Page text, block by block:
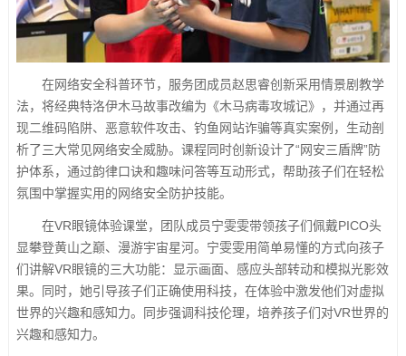
在网络安全科普环节，服务团成员赵思睿创新采用情景剧教学
法，将经典特洛伊木马故事改编为《木马病毒攻城记》，并通过再
现二维码陷阱、恶意软件攻击、钓鱼网站诈骗等真实案例，生动剖
析了三大常见网络安全威胁。课程同时创新设计了“网安三盾牌”防
护体系，通过韵律口诀和趣味问答等互动形式，帮助孩子们在轻松
氛围中掌握实用的网络安全防护技能。
在VR眼镜体验课堂，团队成员宁雯雯带领孩子们佩戴PICO头
显攀登黄山之巅、漫游宇宙星河。宁雯雯用简单易懂的方式向孩子
们讲解VR眼镜的三大功能：显示画面、感应头部转动和模拟光影效
果。同时，她引导孩子们正确使用科技，在体验中激发他们对虚拟
世界的兴趣和感知力。同步强调科技伦理，培养孩子们对VR世界的
兴趣和感知力。